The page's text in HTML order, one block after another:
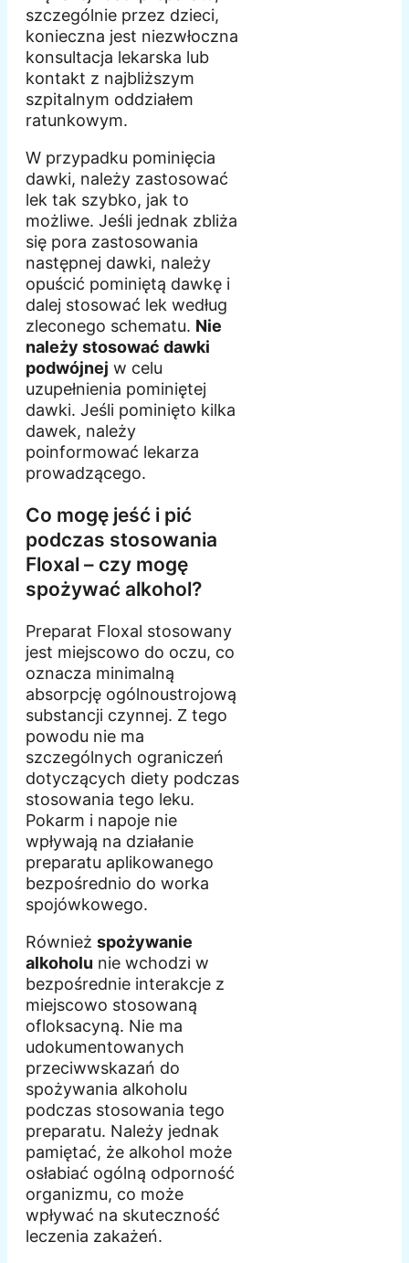
szczególnie przez dzieci,
konieczna jest niezwłoczna
konsultacja lekarska lub
kontakt z najbliższym
szpitalnym oddziałem
ratunkowym.
W przypadku pominięcia
dawki, należy zastosować
lek tak szybko, jak to
możliwe. Jeśli jednak zbliża
się pora zastosowania
następnej dawki, należy
opuścić pominiętą dawkę i
dalej stosować lek według
zleconego schematu. Nie
należy stosować dawki
podwójnej w celu
uzupełnienia pominiętej
dawki. Jeśli pominięto kilka
dawek, należy
poinformować lekarza
prowadzącego.
Co mogę jeść i pić
podczas stosowania
Floxal – czy mogę
spożywać alkohol?
Preparat Floxal stosowany
jest miejscowo do oczu, co
oznacza minimalną
absorpcję ogólnoustrojową
substancji czynnej. Z tego
powodu nie ma
szczególnych ograniczeń
dotyczących diety podczas
stosowania tego leku.
Pokarm i napoje nie
wpływają na działanie
preparatu aplikowanego
bezpośrednio do worka
spojówkowego.
Również spożywanie
alkoholu nie wchodzi w
bezpośrednie interakcje z
miejscowo stosowaną
ofloksacyną. Nie ma
udokumentowanych
przeciwwskazań do
spożywania alkoholu
podczas stosowania tego
preparatu. Należy jednak
pamiętać, że alkohol może
osłabiać ogólną odporność
organizmu, co może
wpływać na skuteczność
leczenia zakażeń.